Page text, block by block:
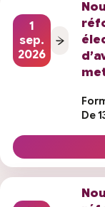
1
sep.
2026
De